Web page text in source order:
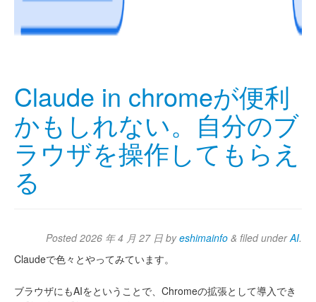
Claude in chromeが便利
かもしれない。自分のブ
ラウザを操作してもらえ
る
Posted2026 年 4 月 27 日 byeshimainfo & filed underAI.
Claudeで色々とやってみています。
ブラウザにもAIをということで、Chromeの拡張として導入でき